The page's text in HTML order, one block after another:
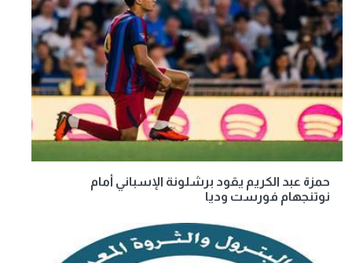
حمزة عبد الكريم يقود برشلونة الإسباني أمام
نوتنجهام فورست وديا